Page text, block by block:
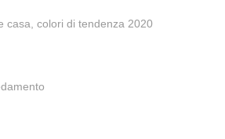
casa, colori di tendenza 2020